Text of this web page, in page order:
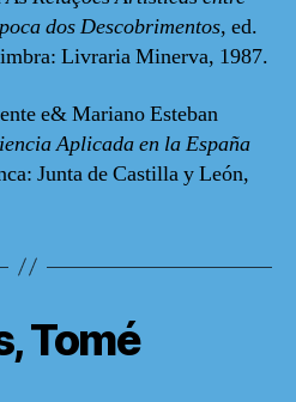
dos Descobrimentos, ed.
Livraria Minerva, 1987.
e& Mariano Esteban
Aplicada en la España
Junta de Castilla y León,
Tomé